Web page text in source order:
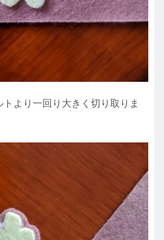
より一回り大きく切り取りま